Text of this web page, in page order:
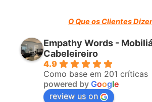
O Que os Clientes
Empathy Words -
Cabeleireiro
4.9
Como base em 201 críticas
powered by Google
review us on